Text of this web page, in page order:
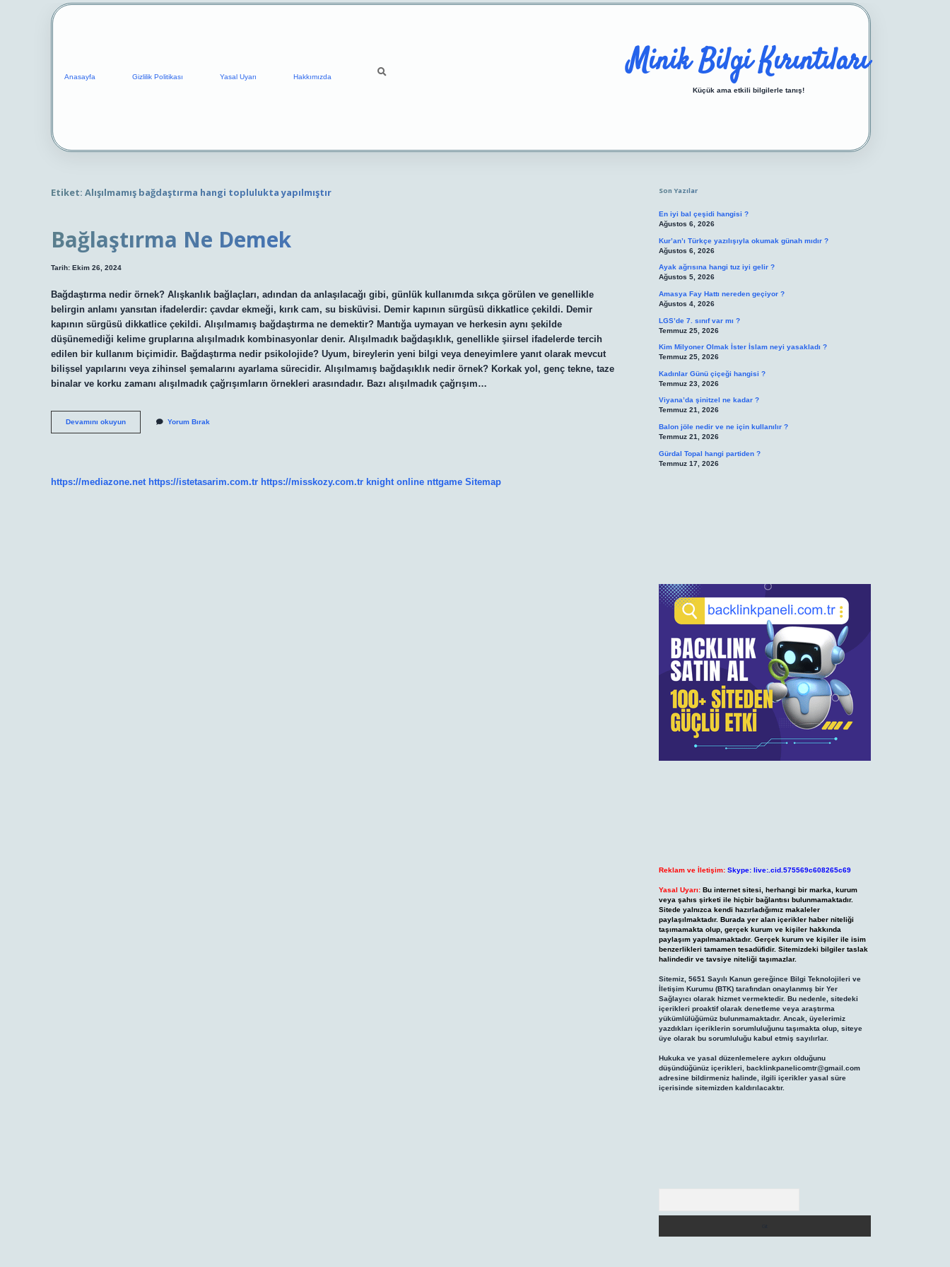
Anasayfa Gizlilik Politikası Yasal Uyarı Hakkımızda Minik Bilgi Kırıntıları
Küçük ama etkili bilgilerle tanış!
Etiket: Alışılmamış bağdaştırma hangi toplulukta yapılmıştır
Bağlaştırma Ne Demek
Tarih: Ekim 26, 2024
Bağdaştırma nedir örnek? Alışkanlık bağlaçları, adından da anlaşılacağı gibi, günlük kullanımda sıkça görülen ve genellikle
belirgin anlamı yansıtan ifadelerdir: çavdar ekmeği, kırık cam, su bisküvisi. Demir kapının sürgüsü dikkatlice çekildi. Demir
kapının sürgüsü dikkatlice çekildi. Alışılmamış bağdaştırma ne demektir? Mantığa uymayan ve herkesin aynı şekilde
düşünemediği kelime gruplarına alışılmadık kombinasyonlar denir. Alışılmadık bağdaşıklık, genellikle şiirsel ifadelerde tercih
edilen bir kullanım biçimidir. Bağdaştırma nedir psikolojide? Uyum, bireylerin yeni bilgi veya deneyimlere yanıt olarak mevcut
bilişsel yapılarını veya zihinsel şemalarını ayarlama sürecidir. Alışılmamış bağdaşıklık nedir örnek? Korkak yol, genç tekne, taze
binalar ve korku zamanı alışılmadık çağrışımların örnekleri arasındadır. Bazı alışılmadık çağrışım…
Devamını okuyunBağlaştırma
Ne
Yorum Bırak
https://mediazone.net https://istetasarim.com.tr https://misskozy.com.tr knight online nttgame Sitemap
Son Yazılar
En iyi bal çeşidi hangisi ?
Ağustos 6, 2026
Kur’an’ı Türkçe yazılışıyla okumak günah mıdır ?
Ağustos 6, 2026
Ayak ağrısına hangi tuz iyi gelir ?
Ağustos 5, 2026
Amasya Fay Hattı nereden geçiyor ?
Ağustos 4, 2026
LGS’de 7. sınıf var mı ?
Temmuz 25, 2026
Kim Milyoner Olmak İster İslam neyi yasakladı ?
Temmuz 25, 2026
Kadınlar Günü çiçeği hangisi ?
Temmuz 23, 2026
Viyana’da şinitzel ne kadar ?
Temmuz 21, 2026
Balon jöle nedir ve ne için kullanılır ?
Temmuz 21, 2026
Gürdal Topal hangi partiden ?
Temmuz 17, 2026
Reklam ve İletişim: Skype: live:.cid.575569c608265c69
Yasal Uyarı: Bu internet sitesi, herhangi bir marka, kurum
veya şahıs şirketi ile hiçbir bağlantısı bulunmamaktadır.
Sitede yalnızca kendi hazırladığımız makaleler
paylaşılmaktadır. Burada yer alan içerikler haber niteliği
taşımamakta olup, gerçek kurum ve kişiler hakkında
paylaşım yapılmamaktadır. Gerçek kurum ve kişiler ile isim
benzerlikleri tamamen tesadüfidir. Sitemizdeki bilgiler taslak
halindedir ve tavsiye niteliği taşımazlar.
Sitemiz, 5651 Sayılı Kanun gereğince Bilgi Teknolojileri ve
İletişim Kurumu (BTK) tarafından onaylanmış bir Yer
Sağlayıcı olarak hizmet vermektedir. Bu nedenle, sitedeki
içerikleri proaktif olarak denetleme veya araştırma
yükümlülüğümüz bulunmamaktadır. Ancak, üyelerimiz
yazdıkları içeriklerin sorumluluğunu taşımakta olup, siteye
üye olarak bu sorumluluğu kabul etmiş sayılırlar.
Hukuka ve yasal düzenlemelere aykırı olduğunu
düşündüğünüz içerikleri, backlinkpanelicomtr@gmail.com
adresine bildirmeniz halinde, ilgili içerikler yasal süre
içerisinde sitemizden kaldırılacaktır.